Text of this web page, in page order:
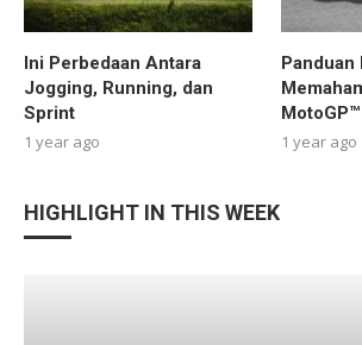
Ini Perbedaan Antara
Jogging, Running, dan
Sprint
1 year ago
Panduan
MotoGP™
1 year ago
HIGHLIGHT IN THIS WEEK